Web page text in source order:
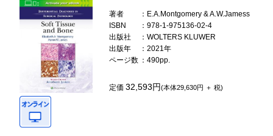
著者
：E.A.Montgomery & A.W.Jamess
ISBN
：978-1-975136-02-4
出版社
：WOLTERS KLUWER
出版年
：2021年
ページ数 ：490pp.
定価32,593円(本体29,630円 ＋ 税)